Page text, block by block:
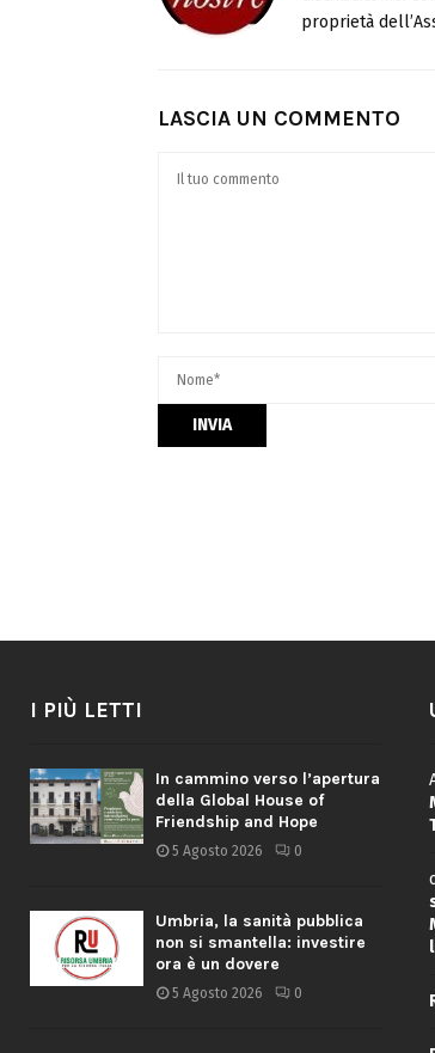
proprietà
LASCIA UN COMMENTO
I PIÙ LETTI
In cammino verso l’apertura
della Global House of
Friendship and Hope
5 Agosto 2026 0
Umbria, la sanità pubblica
non si smantella: investire
ora è un dovere
5 Agosto 2026 0